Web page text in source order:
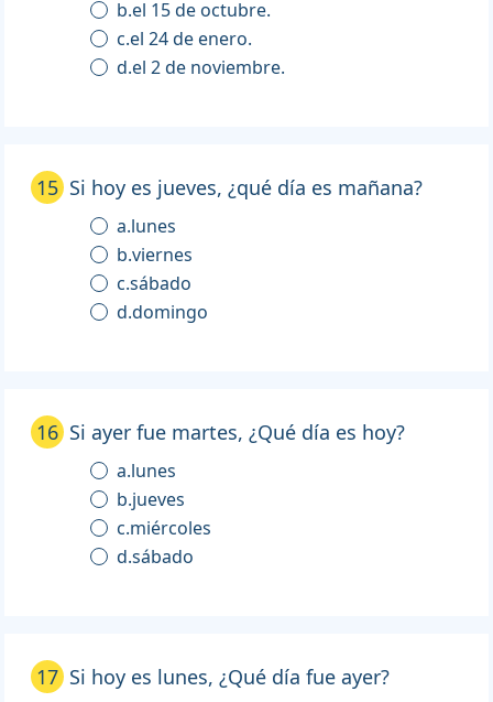
b.el 15 de octubre.
c.el 24 de enero.
d.el 2 de noviembre.
15 Si hoy es jueves, ¿qué día es mañana?
a.lunes
b.viernes
c.sábado
d.domingo
16 Si ayer fue martes, ¿Qué día es hoy?
a.lunes
b.jueves
c.miércoles
d.sábado
17 Si hoy es lunes, ¿Qué día fue ayer?